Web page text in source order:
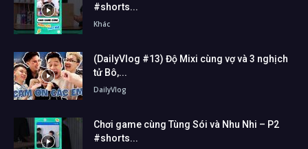
#shorts...
Khác
(DailyVlog #13) Độ Mixi cùng vợ và 3 nghịch
tử Bô,...
DailyVlog
Chơi game cùng Tùng Sói và Nhu Nhi – P2
#shorts...